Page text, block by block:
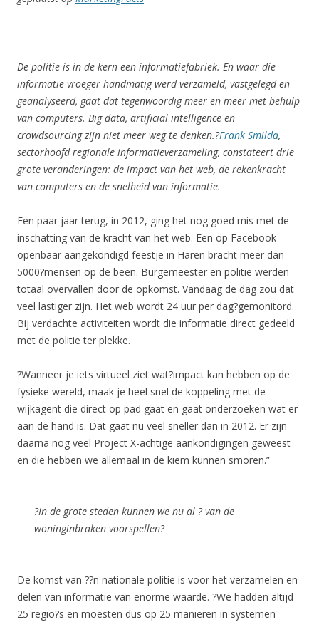
De politie is in de kern een informatiefabriek. En waar die
informatie vroeger handmatig werd verzameld, vastgelegd en
geanalyseerd, gaat dat tegenwoordig meer en meer met behulp
van computers. Big data, artificial intelligence en
crowdsourcing zijn niet meer weg te denken.?Frank Smilda,
sectorhoofd regionale informatieverzameling, constateert drie
grote veranderingen: de impact van het web, de rekenkracht
van computers en de snelheid van informatie.
Een paar jaar terug, in 2012, ging het nog goed mis met de
inschatting van de kracht van het web. Een op Facebook
openbaar aangekondigd feestje in Haren bracht meer dan
5000?mensen op de been. Burgemeester en politie werden
totaal overvallen door de opkomst. Vandaag de dag zou dat
veel lastiger zijn. Het web wordt 24 uur per dag?gemonitord.
Bij verdachte activiteiten wordt die informatie direct gedeeld
met de politie ter plekke.
?Wanneer je iets virtueel ziet wat?impact kan hebben op de
fysieke wereld, maak je heel snel de koppeling met de
wijkagent die direct op pad gaat en gaat onderzoeken wat er
aan de hand is. Dat gaat nu veel sneller dan in 2012. Er zijn
daarna nog veel Project X-achtige aankondigingen geweest
en die hebben we allemaal in de kiem kunnen smoren.”
?In de grote steden kunnen we nu al ? van de
woninginbraken voorspellen?
De komst van ??n nationale politie is voor het verzamelen en
delen van informatie van enorme waarde. ?We hadden altijd
25 regio?s en moesten dus op 25 manieren in systemen